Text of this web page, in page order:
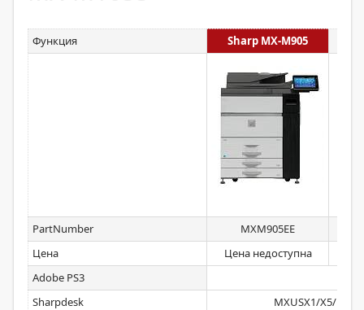
Функция Sharp MX-M905
PartNumber
MXM905EE
Цена
Цена недоступна
Adobe PS3
Sharpdesk
MXUSX1/X5/